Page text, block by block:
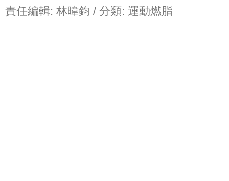
責任編輯: 林暐鈞 / 分類: 運動燃脂